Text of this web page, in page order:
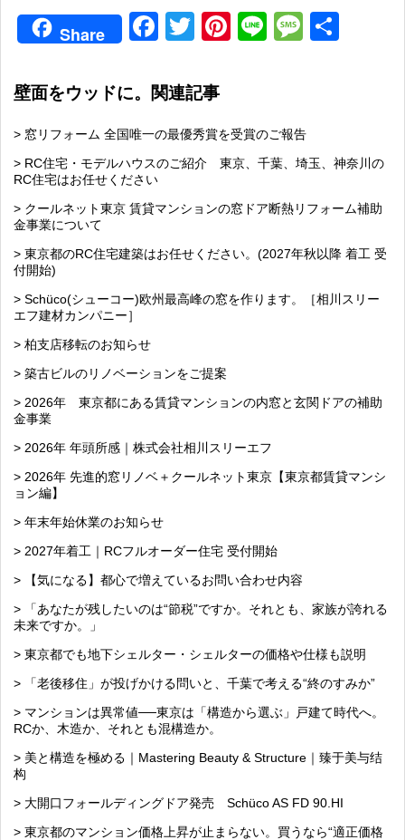
Share Facebook
TwitterPinterest
Line
壁面をウッドに。関連記事
> 窓リフォーム 全国唯一の最優秀賞を受賞のご報告
> RC住宅・モデルハウスのご紹介 東京、千葉、埼玉、神奈川の
RC住宅はお任せください
> クールネット東京 賃貸マンションの窓ドア断熱リフォーム補助
金事業について
> 東京都のRC住宅建築はお任せください。(2027年秋以降 着工 受
付開始)
> Schüco(シューコー)欧州最高峰の窓を作ります。［相川スリー
エフ建材カンパニー］
> 柏支店移転のお知らせ
> 築古ビルのリノベーションをご提案
> 2026年 東京都にある賃貸マンションの内窓と玄関ドアの補助
金事業
> 2026年 年頭所感｜株式会社相川スリーエフ
> 2026年 先進的窓リノベ＋クールネット東京【東京都賃貸マンシ
ョン編】
> 年末年始休業のお知らせ
> 2027年着工｜RCフルオーダー住宅 受付開始
> 【気になる】都心で増えているお問い合わせ内容
> 「あなたが残したいのは“節税”ですか。それとも、家族が誇れる
未来ですか。」
> 東京都でも地下シェルター・シェルターの価格や仕様も説明
> 「老後移住」が投げかける問いと、千葉で考える“終のすみか”
> マンションは異常値──東京は「構造から選ぶ」戸建て時代へ。
RCか、木造か、それとも混構造か。
> 美と構造を極める｜Mastering Beauty & Structure｜臻于美与结
构
> 大開口フォールディングドア発売 Schüco AS FD 90.HI
> 東京都のマンション価格上昇が止まらない。買うなら“適正価格